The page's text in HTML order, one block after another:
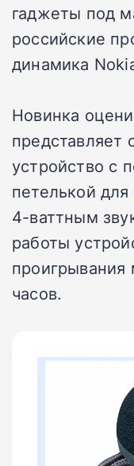
гаджеты под
российские
динамика
Новинка
представляет
устройство с
петелькой
4-ваттным
работы
проигрывания
часов.